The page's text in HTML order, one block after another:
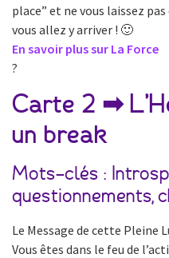
place” et ne vous laissez
vous allez y arriver ! 🙂
En savoir plus sur La Force
?
Carte 2 ➡
un break
Mots-clés :
questionnements,
Le Message de cette Pleine
Vous êtes dans le feu de